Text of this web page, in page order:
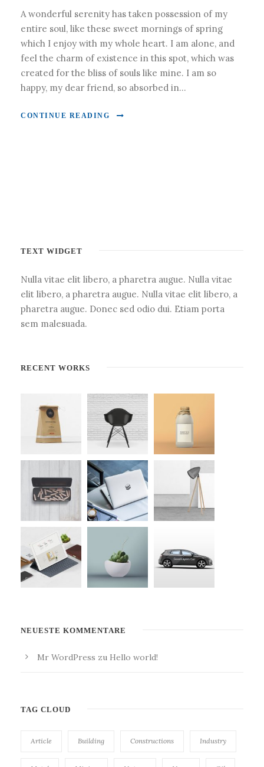
A wonderful serenity has taken possession of my
entire soul, like these sweet mornings of spring
which I enjoy with my whole heart. I am alone, and
feel the charm of existence in this spot, which was
created for the bliss of souls like mine. I am so
happy, my dear friend, so absorbed in...
CONTINUE READING
TEXT WIDGET
Nulla vitae elit libero, a pharetra augue. Nulla vitae
elit libero, a pharetra augue. Nulla vitae elit libero, a
pharetra augue. Donec sed odio dui. Etiam porta
sem malesuada.
RECENT WORKS
NEUESTE KOMMENTARE
Mr WordPress zu Hello world!
TAG CLOUD
Article Building Constructions Industry